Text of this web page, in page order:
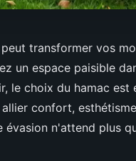
transformer vos
un espace paisible
le choix du hamac
allier confort,
évasion n'attend plus